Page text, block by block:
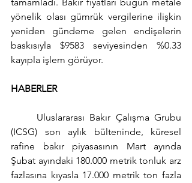
tamamladı. Bakır fiyatları bugün metale
yönelik olası gümrük vergilerine ilişkin
yeniden gündeme gelen endişelerin
baskısıyla $9583 seviyesinden %0.33
kayıpla işlem görüyor.
HABERLER
Uluslararası Bakır Çalışma Grubu
(ICSG) son aylık bülteninde, küresel
rafine bakır piyasasının Mart ayında
Şubat ayındaki 180.000 metrik tonluk arz
fazlasına kıyasla 17.000 metrik ton fazla